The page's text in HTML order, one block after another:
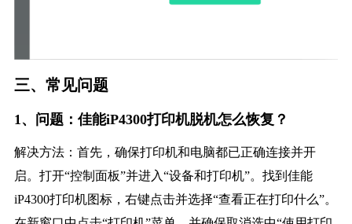
三、常见问题
1、问题：佳能iP4300打印机脱机怎么恢复？
解决方法：首先，确保打印机和电脑都已正确连接并开
启。打开“控制面板”并进入“设备和打印机”。找到佳能
iP4300打印机图标，右键点击并选择“查看正在打印什么”。